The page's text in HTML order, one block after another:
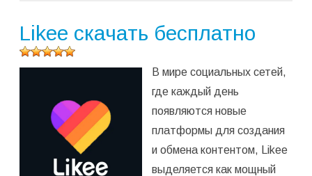
Likee скачать бесплатно
Оцените
оценок,
среднее:
из 5)
В мире социальных сетей,
где каждый день
появляются новые
платформы для создания
и обмена контентом, Likee
выделяется как мощный